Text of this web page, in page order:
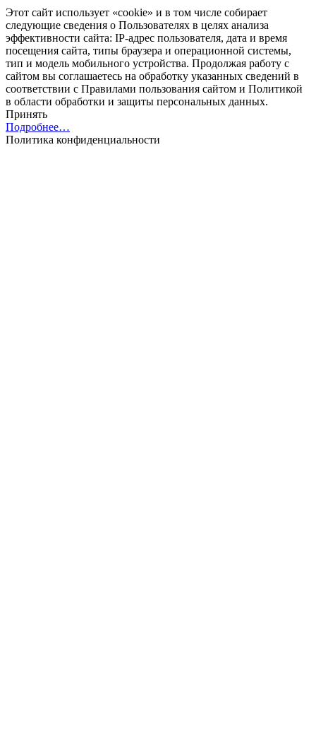
Этот cайт использует «cookie» и в том числе собирает
следующие сведения о Пользователях в целях анализа
эффективности cайта: IP-адрес пользователя, дата и время
посещения cайта, типы браузера и операционной системы,
тип и модель мобильного устройства. Продолжая работу с
cайтом вы соглашаетесь на обработку указанных сведений в
соответствии с Правилами пользования cайтом и Политикой
в области обработки и защиты персональных данных.
Принять
Подробнее…
Политика конфиденциальности